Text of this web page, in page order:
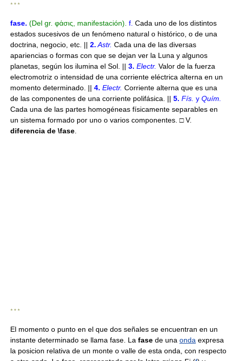
* * *
fase. (Del gr. φάσις, manifestación). f. Cada uno de los distintos
estados sucesivos de un fenómeno natural o histórico, o de una
doctrina, negocio, etc. || 2. Astr. Cada una de las diversas
apariencias o formas con que se dejan ver la Luna y algunos
planetas, según los ilumina el Sol. || 3. Electr. Valor de la fuerza
electromotriz o intensidad de una corriente eléctrica alterna en un
momento determinado. || 4. Electr. Corriente alterna que es una
de las componentes de una corriente polifásica. || 5. Fís. y Quím.
Cada una de las partes homogéneas físicamente separables en
un sistema formado por uno o varios componentes. □ V.
diferencia de \fase
* * *
El momento o punto en el que dos señales se encuentran en un
instante determinado se llama fase. La fase de una onda expresa
la posicion relativa de un monte o valle de esta onda, con respecto